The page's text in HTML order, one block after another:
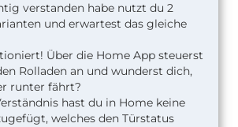
verstanden habe nutzt du 2
und erwartest das gleiche
Über die Home App steuerst
Rolladen an und wunderst dich,
runter fährt?
hast du in Home keine
welches den Türstatus